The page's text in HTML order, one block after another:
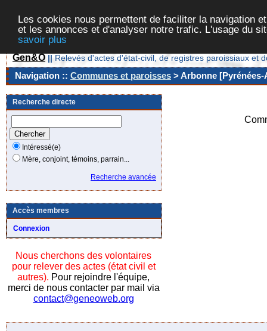
Les cookies nous permettent de faciliter la navigation
et les annonces et d'analyser notre trafic. L'usage du
savoir plus
Gen&O || Relevés d'actes d'état-civil, de registres paroissiaux et
Navigation :: Communes et paroisses > Arbonne
Recherche directe
Intéressé(e)
Mère, conjoint, témoins, parrain...
Recherche avancée
Accès membres
Connexion
Nous cherchons des volontaires
pour relever des actes (état civil et
autres). Pour rejoindre l'équipe,
merci de nous contacter par mail via
contact@geneoweb.org